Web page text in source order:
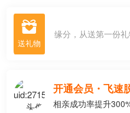
 缘分，从送第一份礼
开通会员・飞速
相亲成功率提升